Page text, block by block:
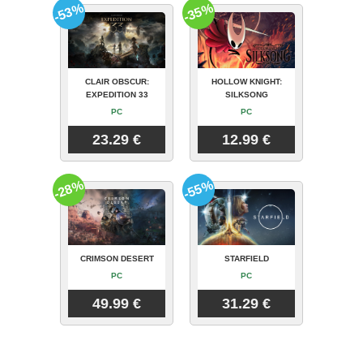
CLAIR OBSCUR:
EXPEDITION 33
PC
23.29 €
-53%
HOLLOW KNIGHT:
SILKSONG
PC
12.99 €
-35%
CRIMSON DESERT
PC
49.99 €
-28%
STARFIELD
PC
31.29 €
-55%